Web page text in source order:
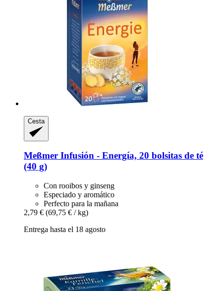
Cesta
Meßmer Infusión -​ Energía, 20 bolsitas de té
(40 g)
Con rooibos y ginseng
Especiado y aromático
Perfecto para la mañana
2,79 € (69,75 € / kg)
Entrega hasta el 18 agosto